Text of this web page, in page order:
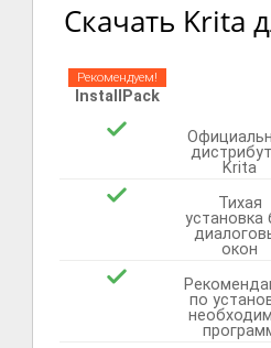
Скачать Krita
Рекомендуем!
InstallPack
Krita
Тихая
установка
окон
по